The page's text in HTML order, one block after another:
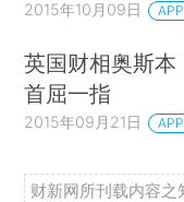
2015年10月09日
英国财相奥斯
首屈一指
2015年09月21日
财新网所刊载内容